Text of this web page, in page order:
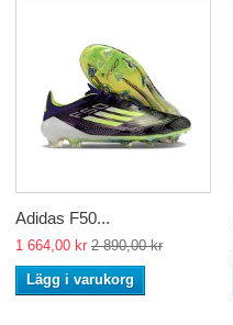
Adidas F50...
1 664,00 kr 2 890,00 kr
Lägg i varukorg